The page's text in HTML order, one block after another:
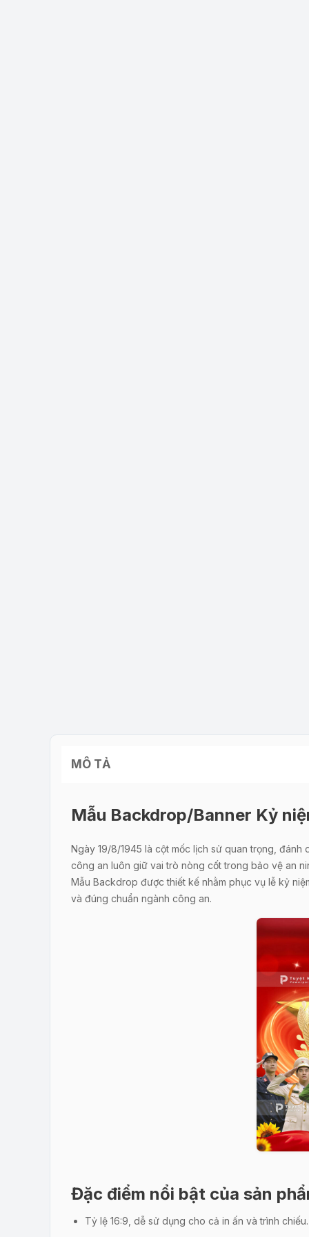
MÔ TẢ
Mẫu Backdrop/Banner Kỷ
Ngày 19/8/1945 là cột mốc lịch sử quan trọng,
công an luôn giữ vai trò nòng cốt trong bảo vệ an
Mẫu Backdrop được thiết kế nhằm phục vụ lễ kỷ
và đúng chuẩn ngành công an.
Đặc điểm nổi bật của sản
Tỷ lệ 16:9, dễ sử dụng cho cả in ấn và trình chiếu.